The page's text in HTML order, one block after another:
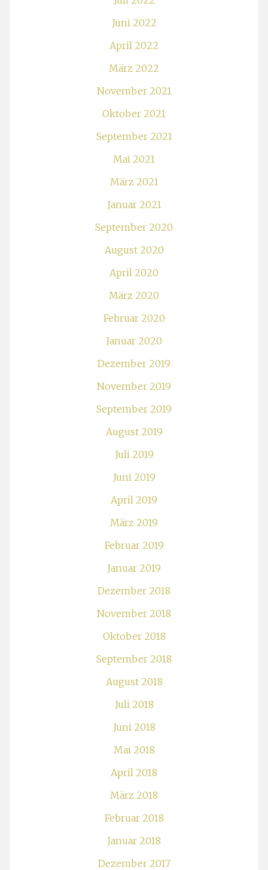
Juni 2022
April 2022
März 2022
November 2021
Oktober 2021
September 2021
Mai 2021
März 2021
Januar 2021
September 2020
August 2020
April 2020
März 2020
Februar 2020
Januar 2020
Dezember 2019
November 2019
September 2019
August 2019
Juli 2019
Juni 2019
April 2019
März 2019
Februar 2019
Januar 2019
Dezember 2018
November 2018
Oktober 2018
September 2018
August 2018
Juli 2018
Juni 2018
Mai 2018
April 2018
März 2018
Februar 2018
Januar 2018
Dezember 2017